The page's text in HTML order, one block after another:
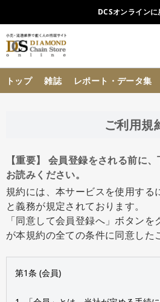
DCSオンラインに
トップ 雑誌 レポート・データ集
ご利用規
【重要】 会員登録をされる前に
お読みください。
規約には、本サービスを使用する
と義務が規定されております。
「同意して会員登録へ」ボタン
が本規約の全ての条件に同意した